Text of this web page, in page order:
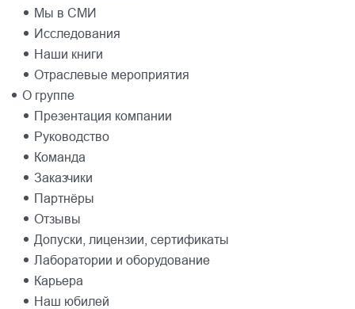
Мы в СМИ
Исследования
Наши книги
Отраслевые мероприятия
О группе
Презентация компании
Руководство
Команда
Заказчики
Партнёры
Отзывы
Допуски, лицензии, сертификаты
Лаборатории и оборудование
Карьера
Наш юбилей